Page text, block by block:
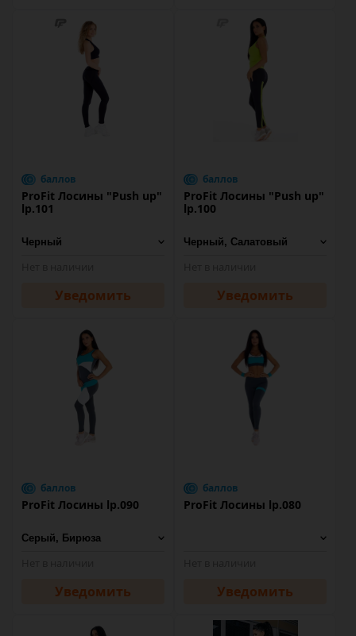
баллов
ProFit Лосины "Push up"
lp.101
Уведомить
баллов
ProFit Лосины "Push up"
lp.100
Уведомить
баллов
ProFit Лосины lp.090
Уведомить
баллов
ProFit Лосины lp.080
Уведомить